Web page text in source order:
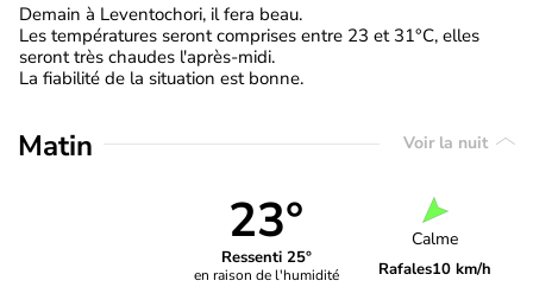
Demain à Leventochori, il fera beau.
Les températures seront comprises entre 23 et 31°C, elles
seront très chaudes l'après-midi.
La fiabilité de la situation est bonne.
Matin Voir la nuit
23°
Ressenti 25°
en raison de l'humidité
Calme
Rafales10 km/h